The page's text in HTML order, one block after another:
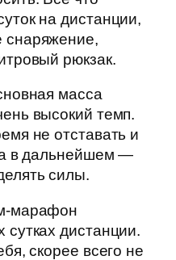
на дистанции,
снаряжение,
рюкзак.
масса
высокий темп.
не отставать и
а в дальнейшем —
силы.
марафон
сутках дистанции.
скорее всего не